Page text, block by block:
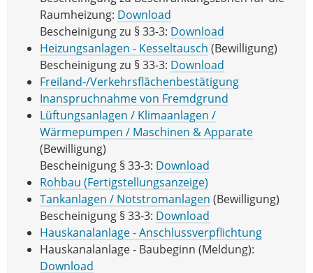
Raumheizung: Download
Bescheinigung zu § 33-3: Download
Heizungsanlagen - Kesseltausch (Bewilligung)
Bescheinigung zu § 33-3: Download
Freiland-/Verkehrsflächenbestätigung
Inanspruchnahme von Fremdgrund
Lüftungsanlagen / Klimaanlagen /
Wärmepumpen / Maschinen & Apparate
(Bewilligung)
Bescheinigung § 33-3: Download
Rohbau (Fertigstellungsanzeige)
Tankanlagen / Notstromanlagen (Bewilligung)
Bescheinigung § 33-3: Download
Hauskanalanlage - Anschlussverpflichtung
Hauskanalanlage - Baubeginn (Meldung):
Download